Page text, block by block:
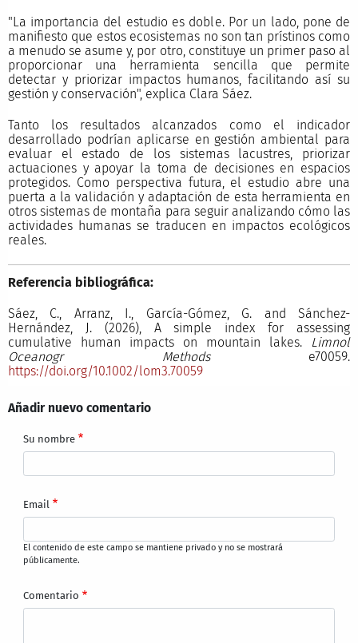
"La importancia del estudio es doble. Por un lado, pone de
manifiesto que estos ecosistemas no son tan prístinos como
a menudo se asume y, por otro, constituye un primer paso al
proporcionar una herramienta sencilla que permite
detectar y priorizar impactos humanos, facilitando así su
gestión y conservación", explica Clara Sáez.
Tanto los resultados alcanzados como el indicador
desarrollado podrían aplicarse en gestión ambiental para
evaluar el estado de los sistemas lacustres, priorizar
actuaciones y apoyar la toma de decisiones en espacios
protegidos. Como perspectiva futura, el estudio abre una
puerta a la validación y adaptación de esta herramienta en
otros sistemas de montaña para seguir analizando cómo las
actividades humanas se traducen en impactos ecológicos
reales.
Referencia bibliográfica:
Sáez, C., Arranz, I., García-Gómez, G. and Sánchez-
Hernández, J. (2026), A simple index for assessing
cumulative human impacts on mountain lakes. Limnol
Oceanogr Methodse70059.
https://doi.org/10.1002/lom3.70059
Añadir nuevo comentario
Su nombre
Email
El contenido de este campo se mantiene privado y no se mostrará
públicamente.
Comentario